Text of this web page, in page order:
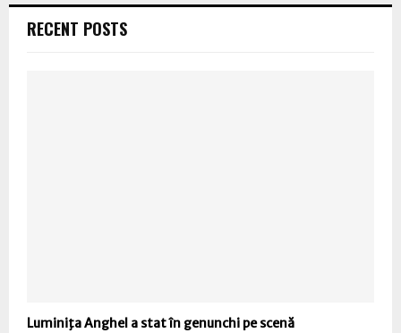
RECENT POSTS
Luminiţa Anghel a stat în genunchi pe scenă